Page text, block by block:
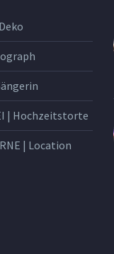
| Hochzeitstorte
| Location